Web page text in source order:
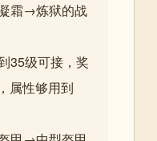
霜→炼狱的战
35级可接，奖
属性够用到